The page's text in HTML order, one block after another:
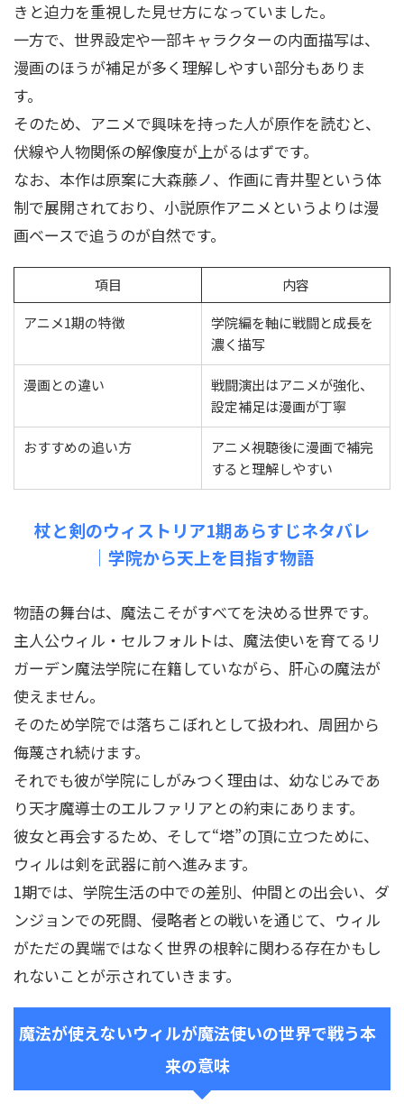
きと迫力を重視した見せ方になっていました。
一方で、世界設定や一部キャラクターの内面描写は、
漫画のほうが補足が多く理解しやすい部分もありま
す。
そのため、アニメで興味を持った人が原作を読むと、
伏線や人物関係の解像度が上がるはずです。
なお、本作は原案に大森藤ノ、作画に青井聖という体
制で展開されており、小説原作アニメというよりは漫
画ベースで追うのが自然です。
項目
内容
アニメ1期の特徴
学院編を軸に戦闘と成長を
濃く描写
漫画との違い
戦闘演出はアニメが強化、
設定補足は漫画が丁寧
おすすめの追い方
アニメ視聴後に漫画で補完
すると理解しやすい
杖と剣のウィストリア1期あらすじネタバレ
｜学院から天上を目指す物語
物語の舞台は、魔法こそがすべてを決める世界です。
主人公ウィル・セルフォルトは、魔法使いを育てるリ
ガーデン魔法学院に在籍していながら、肝心の魔法が
使えません。
そのため学院では落ちこぼれとして扱われ、周囲から
侮蔑され続けます。
それでも彼が学院にしがみつく理由は、幼なじみであ
り天才魔導士のエルファリアとの約束にあります。
彼女と再会するため、そして“塔”の頂に立つために、
ウィルは剣を武器に前へ進みます。
1期では、学院生活の中での差別、仲間との出会い、ダ
ンジョンでの死闘、侵略者との戦いを通じて、ウィル
がただの異端ではなく世界の根幹に関わる存在かもし
れないことが示されていきます。
魔法が使えないウィルが魔法使いの世界で戦う本
来の意味